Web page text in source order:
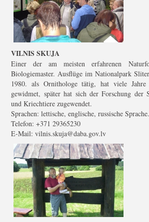
VILNIS SKUJA
Einer der am meisten erfahrenen
Biologiemaster. Ausflüge im Nationalpark
1980. als Ornithologe tätig, hat viele Jahre
gewidmet, später hat sich der Forschung der
und Kriechtiere zugewendet.
Sprachen: lettische, englische, russische Sprache.
Telefon: +371 29365230
E-Mail: vilnis.skuja@daba.gov.lv